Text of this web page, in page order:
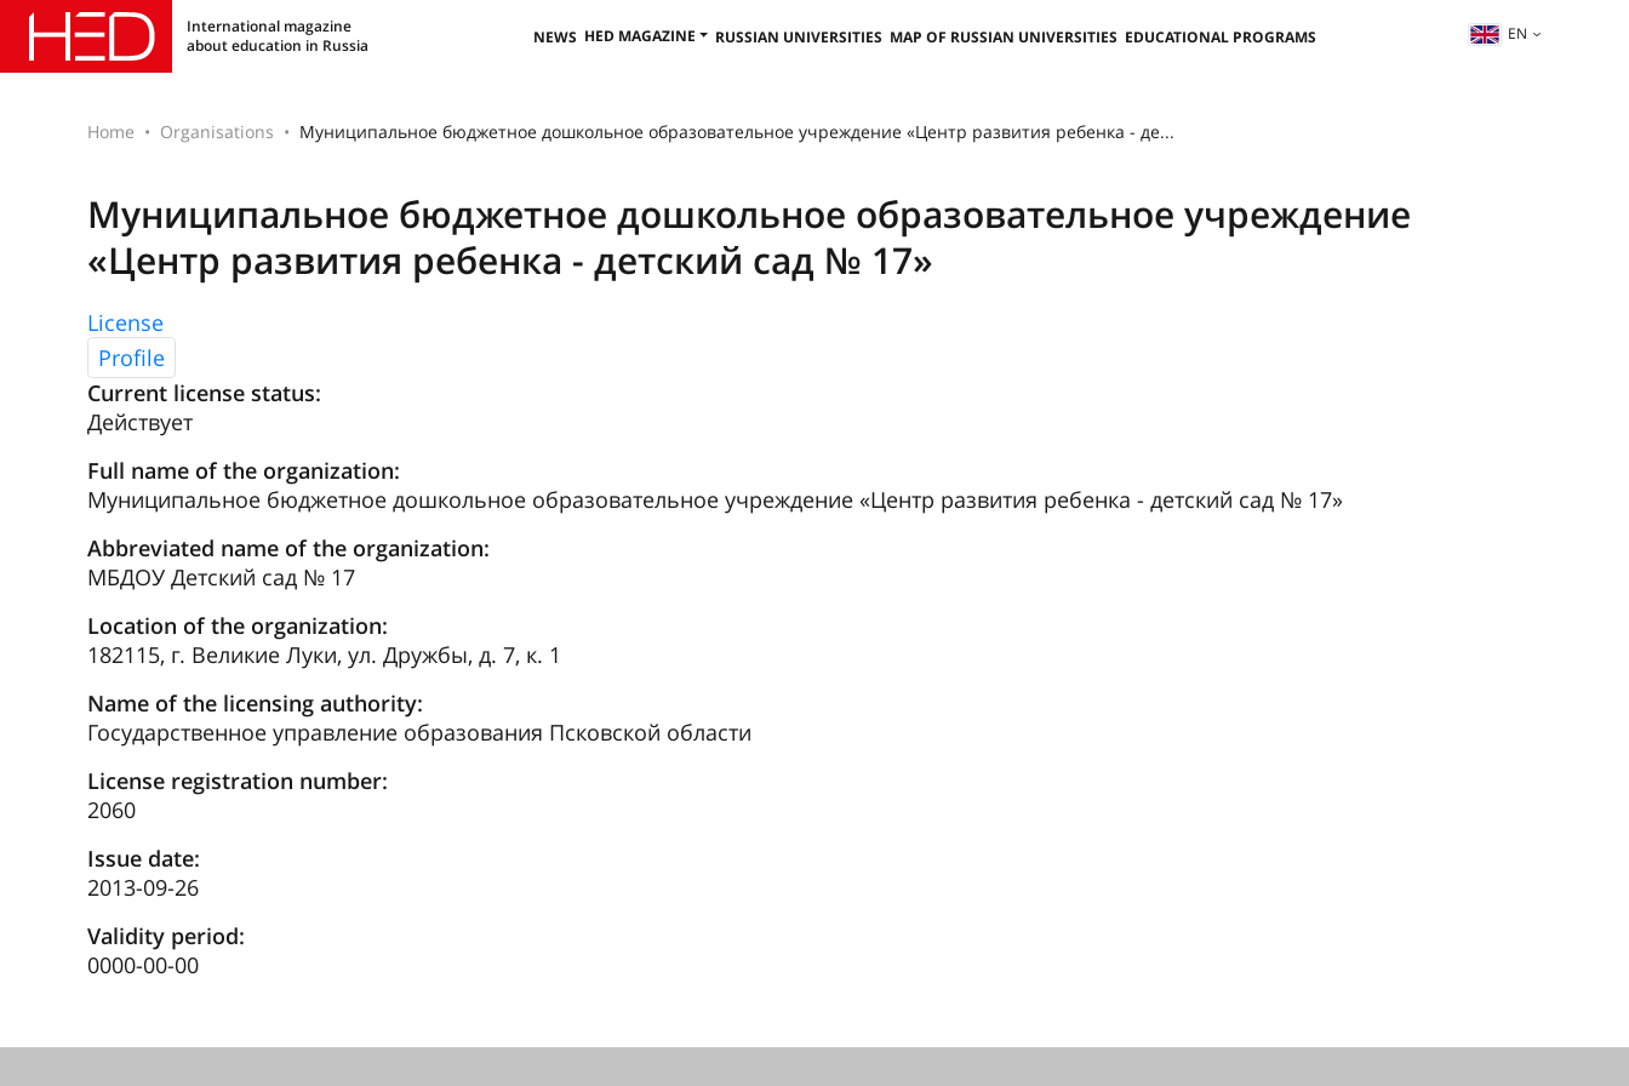
International magazine
about education in Russia
NEWS HED MAGAZINE RUSSIAN UNIVERSITIES MAP OF RUSSIAN UNIVERSITIES EDUCATIONAL PROGRAMS EN
Home Organisations Муниципальное бюджетное дошкольное образовательное учреждение «Центр развития ребенка - де...
Муниципальное бюджетное дошкольное образовательное учреждение
«Центр развития ребенка - детский сад № 17»
License
Profile
Current license status:
Действует
Full name of the organization:
Муниципальное бюджетное дошкольное образовательное учреждение «Центр развития ребенка - детский сад № 17»
Abbreviated name of the organization:
МБДОУ Детский сад № 17
Location of the organization:
182115, г. Великие Луки, ул. Дружбы, д. 7, к. 1
Name of the licensing authority:
Государственное управление образования Псковской области
License registration number:
2060
Issue date:
2013-09-26
Validity period:
0000-00-00